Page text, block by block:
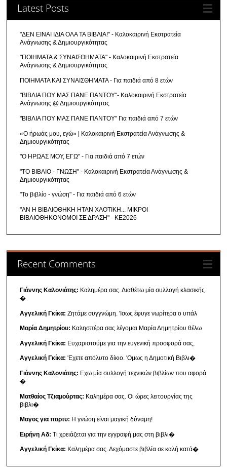
Latest Posts
"ΔΕΝ ΕΙΝΑΙ ΙΔΙΑ ΟΛΑ ΤΑ ΒΙΒΛΙΑ!" - Καλοκαιρινή Εκστρατεία
Ανάγνωσης & Δημιουργικότητας
"ΠΟΙΗΜΑΤΑ & ΣΥΝΑΙΣΘΗΜΑΤΑ" - Καλοκαιρινή Εκστρατεία
Ανάγνωσης & Δημιουργικότητας
ΠΟΙΗΜΑΤΑ ΚΑΙ ΣΥΝΑΙΣΘΗΜΑΤΑ - Για παιδιά από 8 ετών
"ΒΙΒΛΙΑ ΠΟΥ ΜΑΣ ΠΑΝΕ ΠΑΝΤΟΥ"- Καλοκαιρινή Εκστρατεία
Ανάγνωσης @ Δημιουργικότητας
"ΒΙΒΛΙΑ ΠΟΥ ΜΑΣ ΠΑΝΕ ΠΑΝΤΟΥ" Για παιδιά από 7 ετών
«Ο ήρωάς μου, εγώ» | Καλοκαιρινή Εκστρατεία Ανάγνωσης &
Δημιουργικότητας
"Ο ΗΡΩΑΣ ΜΟΥ, ΕΓΩ" - Για παιδιά από 7 ετών
"ΤΟ ΒΙΒΛΙΟ - ΓΝΩΣΗ" - Καλοκαιρινή Εκστρατεία Ανάγνωσης &
Δημιουργικότητας
"Το βιβλίο - γνώση" - Για παιδιά από 6 ετών
"ΑΝ Η ΒΙΒΛΙΟΘΗΚΗ ΗΤΑΝ ΧΑΟΤΙΚΗ... ΜΙΚΡΟΙ
ΒΙΒΛΙΟΘΗΚΟΝΟΜΟΙ ΣΕ ΔΡΑΣΗ" - ΚΕ2026
Recent Comments
Γιάννης Καλονιάτης: Καλημέρα σας. Διαθέτω μία συλλογή κλασικής
�
Αγγελική Γκίκα: Ζητάμε συγγνώμη. 'Ισως έφυγε νωρίτερα ο υπάλ
Μαρία Δημητρίου: Καλησπέρα σας λέγομαι Μαρία Δημητρίου θέλω
Αγγελική Γκίκα: Ευχαριστούμε για την ευγενική προσφορά σας,
Αγγελική Γκίκα: 'Εχετε απόλυτο δίκιο. 'Ομως η Δημοτική Βιβλι�
Γιάννης Καλονιάτης: Εχω μία συλλογή τεχνικών βιβλίων που αφορά
�
Ματθαίος Τζιαμούρτας: Καλημέρα σας. Οι ώρες λειτουργίας της
βιβλι�
Μαγος για παρτυ: Η γνώση είναι μαγική δύναμη!
Ειρήνη Αδ: Τι χρειάζεται για την εγγραφή μας στη βιβλι�
Αγγελική Γκίκα: Καλημέρα σας. Δεχόμαστε βιβλία σε καλή κατά�